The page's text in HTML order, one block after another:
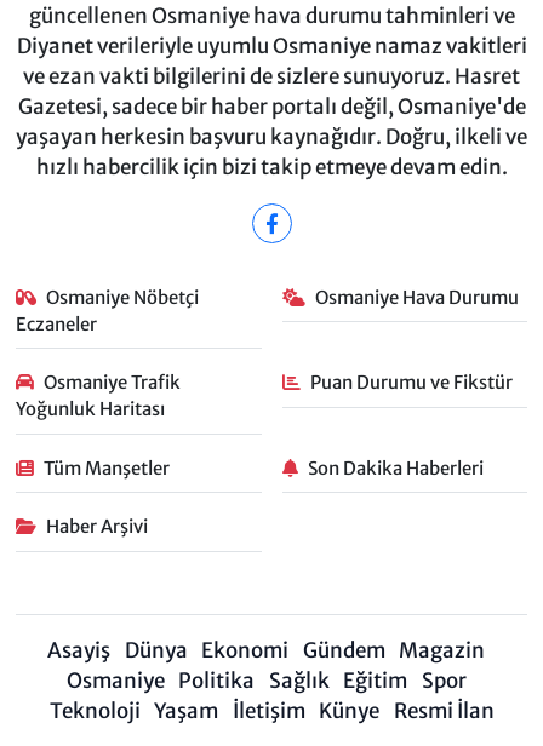
güncellenen Osmaniye hava durumu tahminleri ve
Diyanet verileriyle uyumlu Osmaniye namaz vakitleri
ve ezan vakti bilgilerini de sizlere sunuyoruz. Hasret
Gazetesi, sadece bir haber portalı değil, Osmaniye'de
yaşayan herkesin başvuru kaynağıdır. Doğru, ilkeli ve
hızlı habercilik için bizi takip etmeye devam edin.
Osmaniye Nöbetçi
Eczaneler
Osmaniye Hava Durumu
Osmaniye Trafik
Yoğunluk Haritası
Puan Durumu ve Fikstür
Tüm Manşetler Son Dakika Haberleri
Haber Arşivi
Asayiş Dünya Ekonomi Gündem Magazin
Osmaniye Politika Sağlık Eğitim
Spor
Teknoloji Yaşam İletişim Künye Resmi İlan